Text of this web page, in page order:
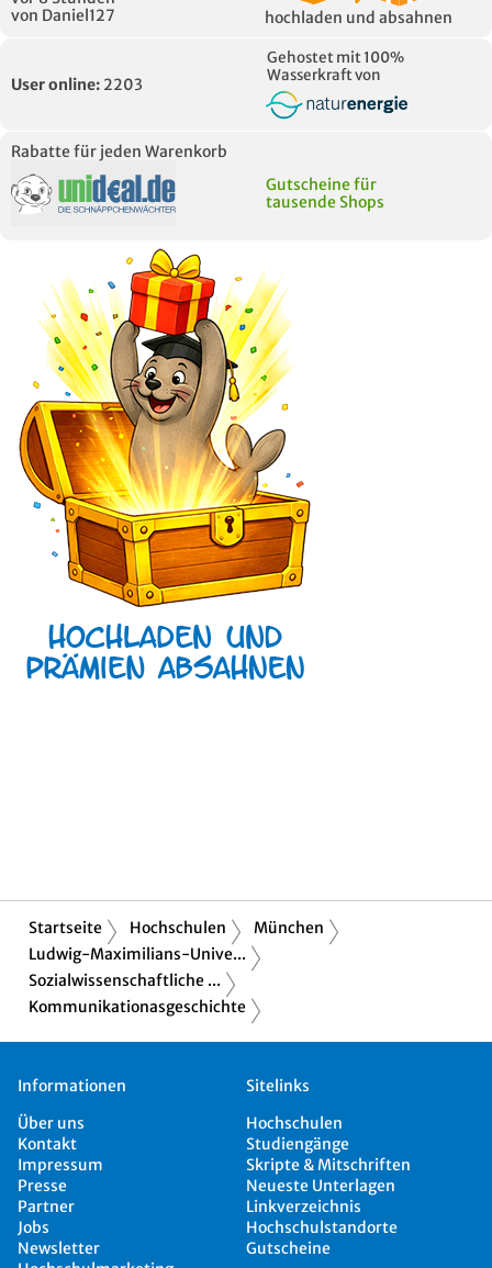
von Daniel127
hochladen und absahnen
User online: 2203
Gehostet mit 100%
Wasserkraft von
Rabatte für jeden Warenkorb
Gutscheine für
tausende Shops
Startseite Hochschulen
München
Ludwig-Maximilians-Unive...
Sozialwissenschaftliche ...
Kommunikationasgeschichte
Informationen
Über uns
Kontakt
Impressum
Presse
Partner
Jobs
Newsletter
Sitelinks
Hochschulen
Studiengänge
Skripte & Mitschriften
Neueste Unterlagen
Linkverzeichnis
Hochschulstandorte
Gutscheine